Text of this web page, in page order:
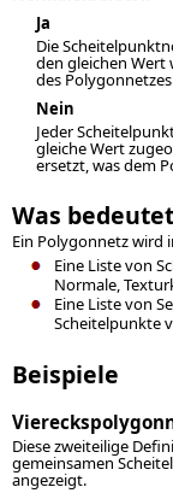
Ja
Die
den gleichen Wert
des
Nein
Jeder
gleiche Wert
ersetzt, was dem
Was
Ein Polygonnetz wird
Eine Liste von
Normale,
Eine Liste von
Scheitelpunkte
Beispiele
Diese zweiteilige
gemeinsamen
angezeigt.